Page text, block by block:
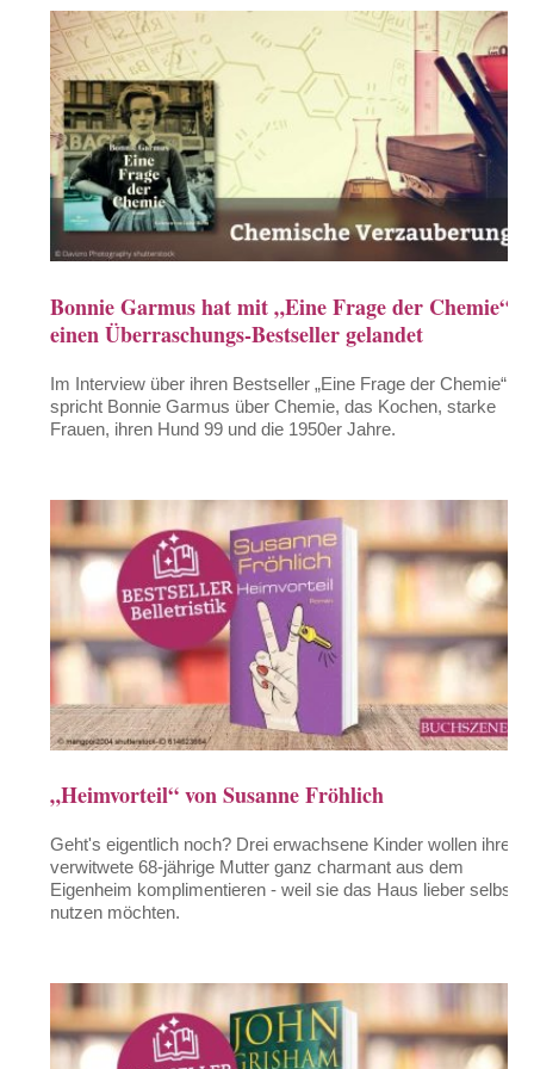
Bonnie Garmus hat mit „Eine Frage der Chemie“
einen Überraschungs-Bestseller gelandet
Im Interview über ihren Bestseller „Eine Frage der Chemie“
spricht Bonnie Garmus über Chemie, das Kochen, starke
Frauen, ihren Hund 99 und die 1950er Jahre.
„Heimvorteil“ von Susanne Fröhlich
Geht's eigentlich noch? Drei erwachsene Kinder wollen ihre
verwitwete 68-jährige Mutter ganz charmant aus dem
Eigenheim komplimentieren - weil sie das Haus lieber selbst
nutzen möchten.